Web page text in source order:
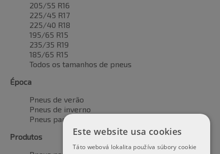
205/55 R16
225/45 R17
225/40 R18
195/65 R15
235/35 R19
185/65 R15
Todos os tamanhos de pneus
Época
Pneus de verão
Pneus de inverno
Pneus para todas as estações
Produtos
Este website usa cookies
Táto webová lokalita používa súbory cookie